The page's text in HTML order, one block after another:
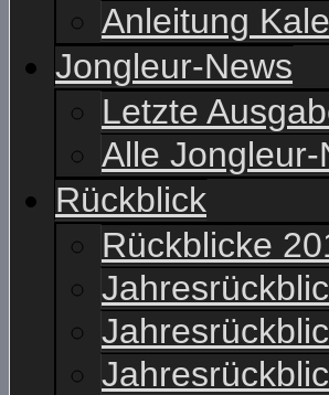
Anleitung
Jongleur-News
Letzte
Alle Jongleur-
Rückblick
Rückblicke